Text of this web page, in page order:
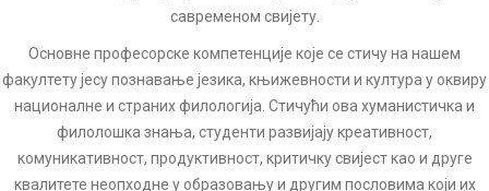
савременом свијету.
Основне професорске компетенције које се стичу на нашем
факултету јесу познавање језика, књижевности и култура у оквиру
националне и страних филологија. Стичући ова хуманистичка и
филолошка знања, студенти развијају креативност,
комуникативност, продуктивност, критичку свијест као и друге
квалитете неопходне у образовању и другим пословима који их